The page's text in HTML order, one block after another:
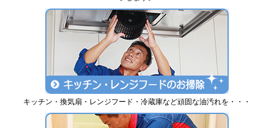
キッチン・換気扇・レンジフード・冷蔵庫など頑固な油汚れを・・・